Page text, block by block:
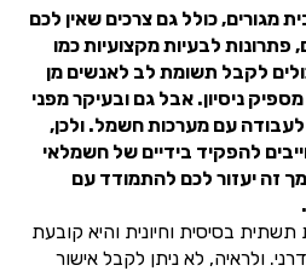
מגורים, כולל גם צרכים שאין לכם
לבעיות מקצועיות כמו
לקבל תשומת לב לאנשים מן
ניסיון. אבל גם ובעיקר מפני
עם מערכות חשמל. ולכן,
להפקיד בידיים של חשמלאי
זה יעזור לכם להתמודד עם
בסיסית וחיונית והיא קובעת
ולראיה, לא ניתן לקבל אישור